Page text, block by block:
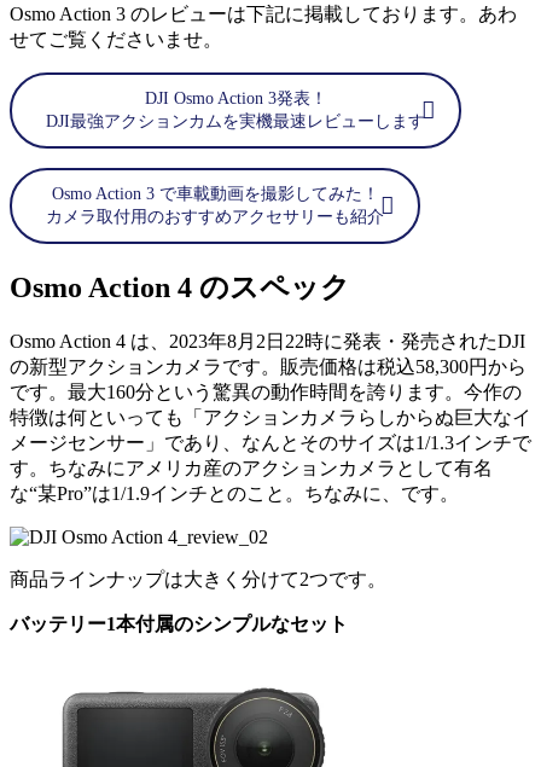
Osmo Action 3 のレビューは下記に掲載しております。あわ
せてご覧くださいませ。
DJI Osmo Action 3発表！
DJI最強アクションカムを実機最速レビューします
Osmo Action 3 で車載動画を撮影してみた！
カメラ取付用のおすすめアクセサリーも紹介
Osmo Action 4 のスペック
Osmo Action 4 は、2023年8月2日22時に発表・発売されたDJI
の新型アクションカメラです。販売価格は税込58,300円から
です。最大160分という驚異の動作時間を誇ります。今作の
特徴は何といっても「アクションカメラらしからぬ巨大なイ
メージセンサー」であり、なんとそのサイズは1/1.3インチで
す。ちなみにアメリカ産のアクションカメラとして有名
な“某Pro”は1/1.9インチとのこと。ちなみに、です。
商品ラインナップは大きく分けて2つです。
バッテリー1本付属のシンプルなセット